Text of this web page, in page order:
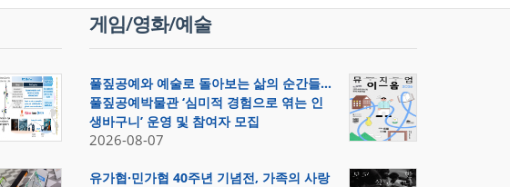
게임/영화/예술
풀짚공예와 예술로 돌아보는 삶의 순간들…
풀짚공예박물관 ‘심미적 경험으로 엮는 인
생바구니’ 운영 및 참여자 모집
2026-08-07
유가협·민가협 40주년 기념전, 가족의 사랑